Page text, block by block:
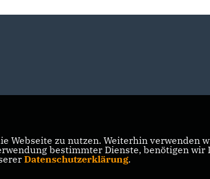
Webseite zu nutzen. Weiterhin
bestimmter Dienste, benötigen
Datenschutzerklärung.